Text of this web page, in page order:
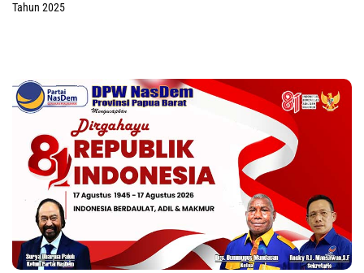
Tahun 2025